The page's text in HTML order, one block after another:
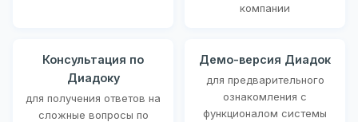
компании
Консультация по
Диадоку
для получения ответов на
сложные вопросы по
Демо-версия Диадок
для предварительного
ознакомления с
функционалом системы